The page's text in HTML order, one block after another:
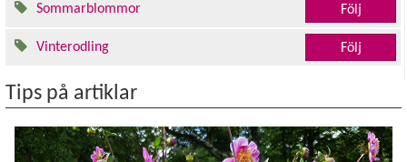
Sommarblommor Följ
Vinterodling Följ
Tips på artiklar